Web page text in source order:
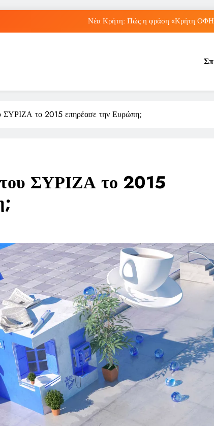
Νέα Κρήτη: Πώς η φράση «Κρήτη ΟΦΗ»
Ιράκ: Ποιες είναι οι
Νέα Κρήτη: Πώς η φράση «Κρήτη
Μπέσσυ Αργυράκη: Ποια είναι η
ΣΥΡΙΖΑ το 2015 επηρέασε την Ευρώπη;
ΣΥΡΙΖΑ το 2015